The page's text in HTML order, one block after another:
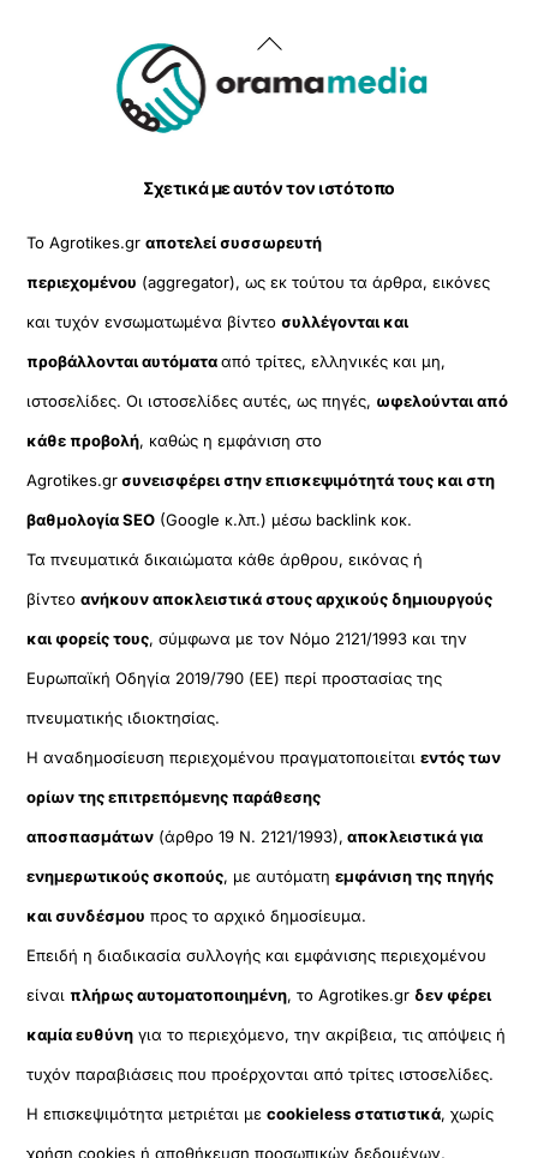
Back
To
Σχετικά με αυτόν τον ιστότοπο
Το Agrotikes.grαποτελεί συσσωρευτή
περιεχομένου (aggregator), ως εκ τούτου τα άρθρα, εικόνες
και τυχόν ενσωματωμένα βίντεοσυλλέγονται και
προβάλλονται αυτόματααπό τρίτες, ελληνικές και μη,
ιστοσελίδες. Οι ιστοσελίδες αυτές, ως πηγές, ωφελούνται από
κάθε προβολή, καθώς η εμφάνιση στο
Agrotikes.grσυνεισφέρει στην επισκεψιμότητά τους και στη
βαθμολογία SEO (Google κ.λπ.) μέσω backlink κοκ.
Τα πνευματικά δικαιώματα κάθε άρθρου, εικόνας ή
βίντεοανήκουν αποκλειστικά στους αρχικούς δημιουργούς
και φορείς τους, σύμφωνα με τον Νόμο 2121/1993 και την
Ευρωπαϊκή Οδηγία 2019/790 (ΕΕ) περί προστασίας της
πνευματικής ιδιοκτησίας.
Η αναδημοσίευση περιεχομένου πραγματοποιείταιεντός των
ορίων της επιτρεπόμενης παράθεσης
αποσπασμάτων (άρθρο 19 Ν. 2121/1993), αποκλειστικά για
ενημερωτικούς σκοπούς, με αυτόματηεμφάνιση της πηγής
και συνδέσμου προς το αρχικό δημοσίευμα.
Επειδή η διαδικασία συλλογής και εμφάνισης περιεχομένου
είναιπλήρως αυτοματοποιημένη, το Agrotikes.gr δεν φέρει
καμία ευθύνη για το περιεχόμενο, την ακρίβεια, τις απόψεις ή
τυχόν παραβιάσεις που προέρχονται από τρίτες ιστοσελίδες.
Η επισκεψιμότητα μετριέται μεcookieless στατιστικά, χωρίς
χρήση cookies ή αποθήκευση προσωπικών δεδομένων,